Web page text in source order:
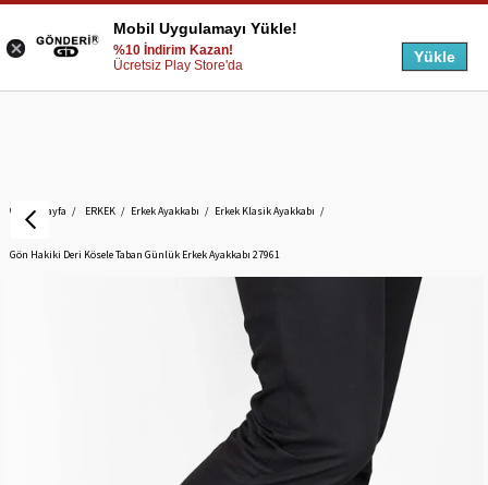
Anasayfa ERKEK Erkek Ayakkabı Erkek Klasik Ayakkabı
Gön Hakiki Deri Kösele Taban Günlük Erkek Ayakkabı 27961
Mobil Uygulamayı Yükle!
%10 İndirim Kazan!
Ücretsiz Play Store'da
Yükle